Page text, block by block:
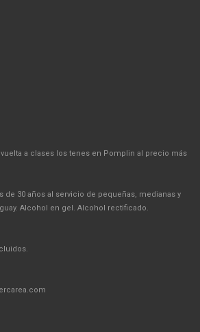
a clases los tenes en Pomplin al precio más
de 30 años al servicio de pequeñas, medianas y
Alcohol en gel. Alcohol rectificado.